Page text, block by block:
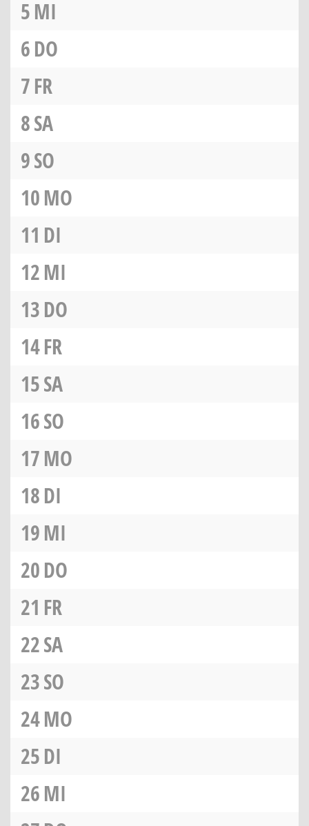
5MI
6DO
7FR
8SA
9SO
10MO
11 DI
12MI
13DO
14FR
15SA
16SO
17MO
18DI
19MI
20DO
21 FR
22SA
23SO
24MO
25DI
26MI